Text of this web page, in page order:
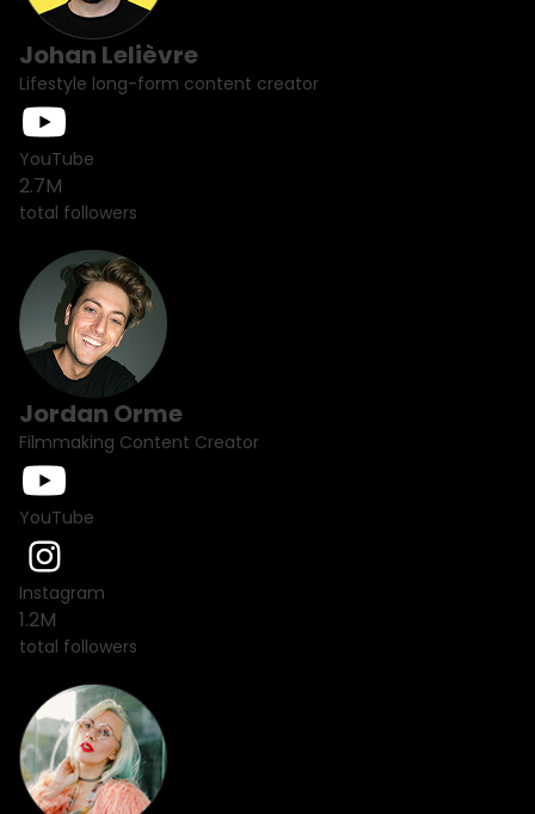
Johan Lelièvre
Lifestyle long-form content creator
YouTube
2.7M
total followers
Jordan Orme
Filmmaking Content Creator
YouTube
Instagram
1.2M
total followers